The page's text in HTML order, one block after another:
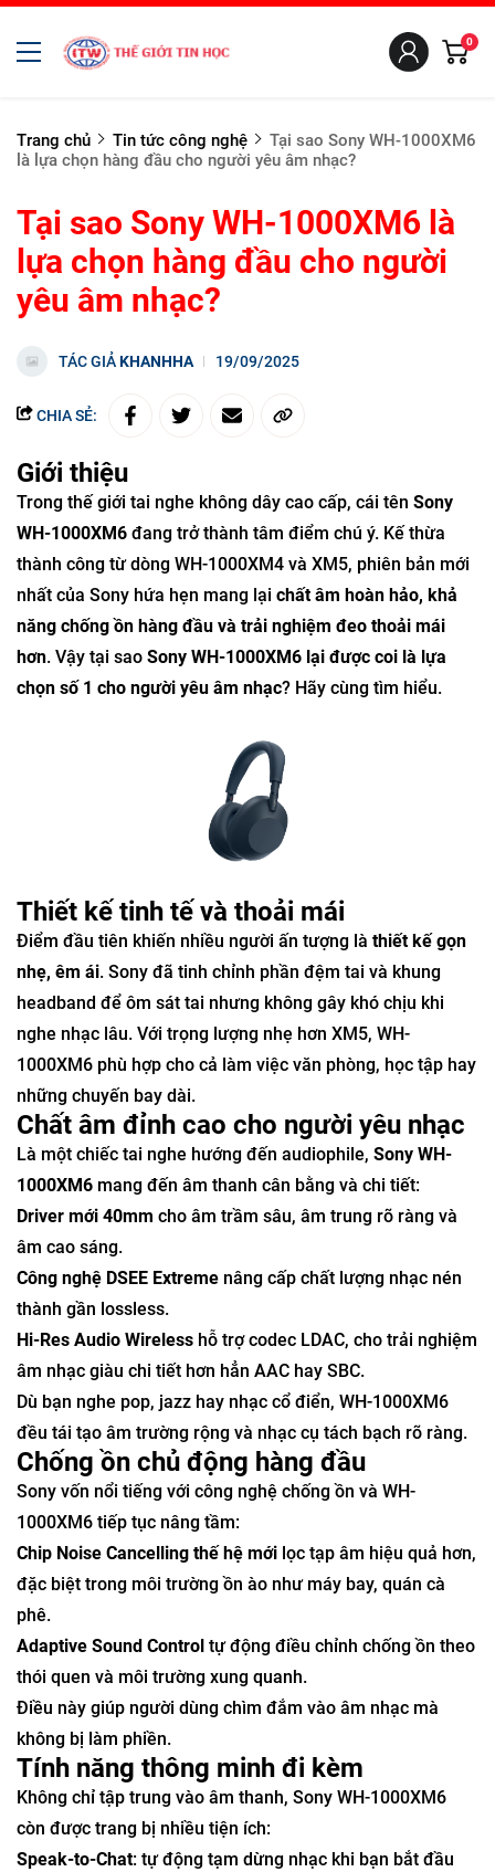
0
Trang chủ Tin tức công nghệ
Tại sao Sony WH-1000XM6
là lựa chọn hàng đầu cho người yêu âm nhạc?
Tại sao Sony WH-1000XM6 là
lựa chọn hàng đầu cho người
yêu âm nhạc?
TÁC GIẢKHANHHA 19/09/2025
CHIA SẺ:
Giới thiệu
Trong thế giới tai nghe không dây cao cấp, cái tên Sony
WH-1000XM6 đang trở thành tâm điểm chú ý. Kế thừa
thành công từ dòng WH-1000XM4 và XM5, phiên bản mới
nhất của Sony hứa hẹn mang lại chất âm hoàn hảo, khả
năng chống ồn hàng đầu và trải nghiệm đeo thoải mái
hơn. Vậy tại sao Sony WH-1000XM6 lại được coi là lựa
chọn số 1 cho người yêu âm nhạc? Hãy cùng tìm hiểu.
Thiết kế tinh tế và thoải mái
Điểm đầu tiên khiến nhiều người ấn tượng là thiết kế gọn
nhẹ, êm ái. Sony đã tinh chỉnh phần đệm tai và khung
headband để ôm sát tai nhưng không gây khó chịu khi
nghe nhạc lâu. Với trọng lượng nhẹ hơn XM5, WH-
1000XM6 phù hợp cho cả làm việc văn phòng, học tập hay
những chuyến bay dài.
Chất âm đỉnh cao cho người yêu nhạc
Là một chiếc tai nghe hướng đến audiophile, Sony WH-
1000XM6 mang đến âm thanh cân bằng và chi tiết:
Driver mới 40mm cho âm trầm sâu, âm trung rõ ràng và
âm cao sáng.
Công nghệ DSEE Extreme nâng cấp chất lượng nhạc nén
thành gần lossless.
Hi-Res Audio Wireless hỗ trợ codec LDAC, cho trải nghiệm
âm nhạc giàu chi tiết hơn hẳn AAC hay SBC.
Dù bạn nghe pop, jazz hay nhạc cổ điển, WH-1000XM6
đều tái tạo âm trường rộng và nhạc cụ tách bạch rõ ràng.
Chống ồn chủ động hàng đầu
Sony vốn nổi tiếng với công nghệ chống ồn và WH-
1000XM6 tiếp tục nâng tầm:
Chip Noise Cancelling thế hệ mới lọc tạp âm hiệu quả hơn,
đặc biệt trong môi trường ồn ào như máy bay, quán cà
phê.
Adaptive Sound Control tự động điều chỉnh chống ồn theo
thói quen và môi trường xung quanh.
Điều này giúp người dùng chìm đắm vào âm nhạc mà
không bị làm phiền.
Tính năng thông minh đi kèm
Không chỉ tập trung vào âm thanh, Sony WH-1000XM6
còn được trang bị nhiều tiện ích:
Speak-to-Chat: tự động tạm dừng nhạc khi bạn bắt đầu